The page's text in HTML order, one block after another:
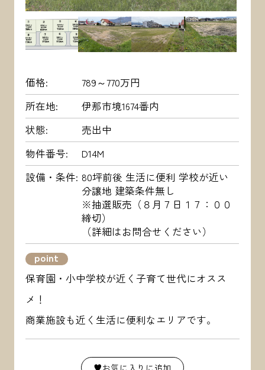
価格
789～770万円
所在地
伊那市境1674番内
状態
売出中
物件番号
D14M
設備・条件 80坪前後 生活に便利 学校が近い
分譲地 建築条件無し
※抽選販売（８月７日１７：００
締切）
（詳細はお問合せください）
point
保育園・小中学校が近く子育て世代にオスス
メ！
商業施設も近く生活に便利なエリアです。